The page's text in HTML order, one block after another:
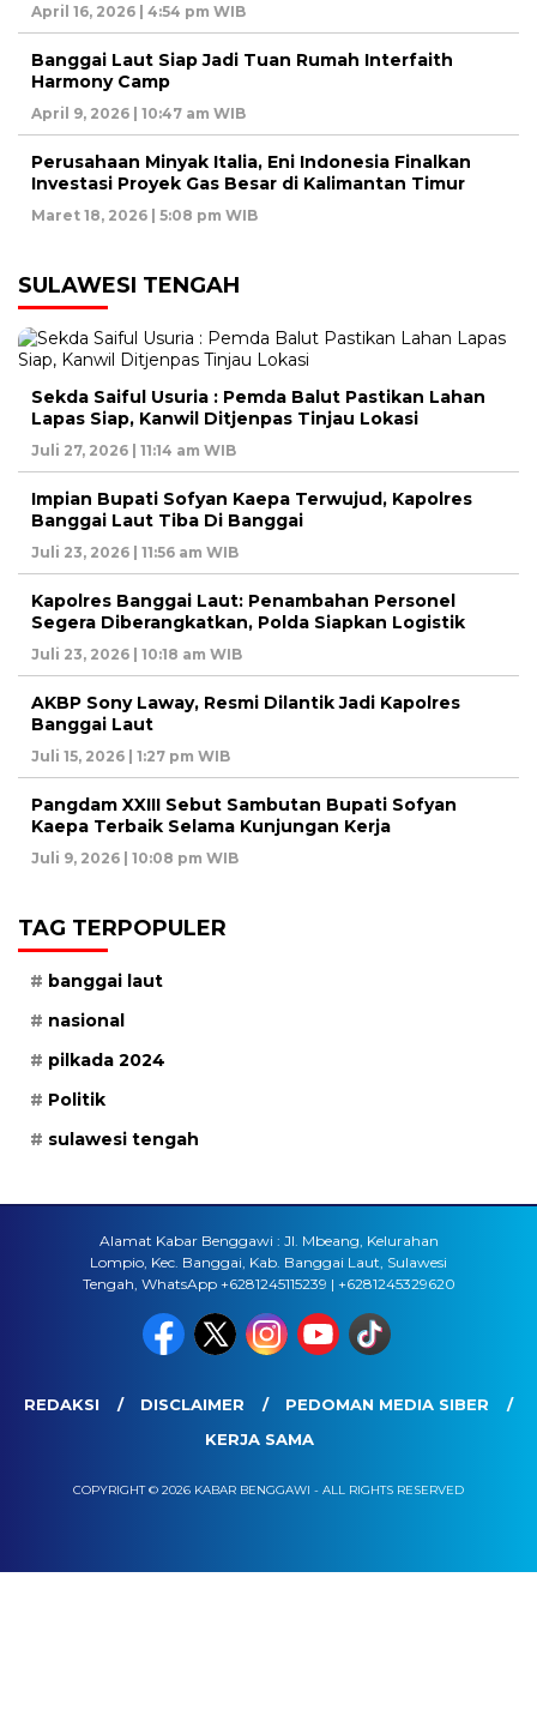
April 16, 2026 | 4:54 pm WIB
Banggai Laut Siap Jadi Tuan Rumah Interfaith
Harmony Camp
April 9, 2026 | 10:47 am WIB
Perusahaan Minyak Italia, Eni Indonesia Finalkan
Investasi Proyek Gas Besar di Kalimantan Timur
Maret 18, 2026 | 5:08 pm WIB
SULAWESI TENGAH
Sekda Saiful Usuria : Pemda Balut Pastikan Lahan
Lapas Siap, Kanwil Ditjenpas Tinjau Lokasi
Juli 27, 2026 | 11:14 am WIB
Impian Bupati Sofyan Kaepa Terwujud, Kapolres
Banggai Laut Tiba Di Banggai
Juli 23, 2026 | 11:56 am WIB
Kapolres Banggai Laut: Penambahan Personel
Segera Diberangkatkan, Polda Siapkan Logistik
Juli 23, 2026 | 10:18 am WIB
AKBP Sony Laway, Resmi Dilantik Jadi Kapolres
Banggai Laut
Juli 15, 2026 | 1:27 pm WIB
Pangdam XXIII Sebut Sambutan Bupati Sofyan
Kaepa Terbaik Selama Kunjungan Kerja
Juli 9, 2026 | 10:08 pm WIB
TAG TERPOPULER
banggai laut
nasional
pilkada 2024
Politik
sulawesi tengah
Alamat Kabar Benggawi : Jl. Mbeang, Kelurahan
Lompio, Kec. Banggai, Kab. Banggai Laut, Sulawesi
Tengah, WhatsApp +6281245115239 | +6281245329620
REDAKSI DISCLAIMER
PEDOMAN MEDIA SIBER
KERJA SAMA
COPYRIGHT © 2026 KABAR BENGGAWI - ALL RIGHTS RESERVED